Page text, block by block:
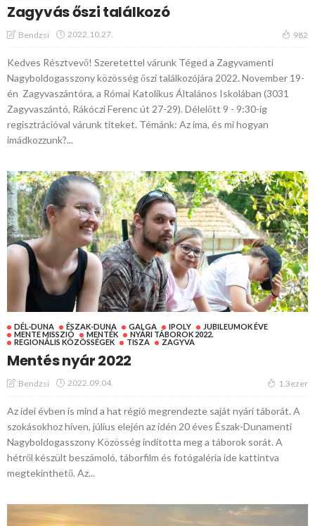
Zagyvás őszi találkozó
Bendzsi 2022.10.27. 982
Kedves Résztvevő! Szeretettel várunk Téged a Zagyvamenti
Nagyboldogasszony közösség őszi találkozójára 2022. November 19-
én Zagyvaszántóra, a Római Katolikus Általános Iskolában (3031
Zagyvaszántó, Rákóczi Ferenc út 27-29). Délelőtt 9 - 9:30-ig
regisztrációval várunk titeket. Témánk: Az ima, és mi hogyan
imádkozzunk?...
DÉL-DUNA ÉSZAK-DUNA GALGA IPOLY
JUBILEUMOK ÉVE
MENTE MISSZIÓ
MENTÉK
NYÁRI TÁBOROK 2022.
REGIONÁLIS KÖZÖSSÉGEK
TISZA ZAGYVA
Mentés nyár 2022
Bendzsi 2022.09.04. 1.3ezer
Az idei évben is mind a hat régió megrendezte saját nyári táborát. A
szokásokhoz híven, július elején az idén 20 éves Észak-Dunamenti
Nagyboldogasszony Közösség indította meg a táborok sorát. A
hétről készült beszámoló, táborfilm és fotógaléria ide kattintva
megtekinthető. Az...